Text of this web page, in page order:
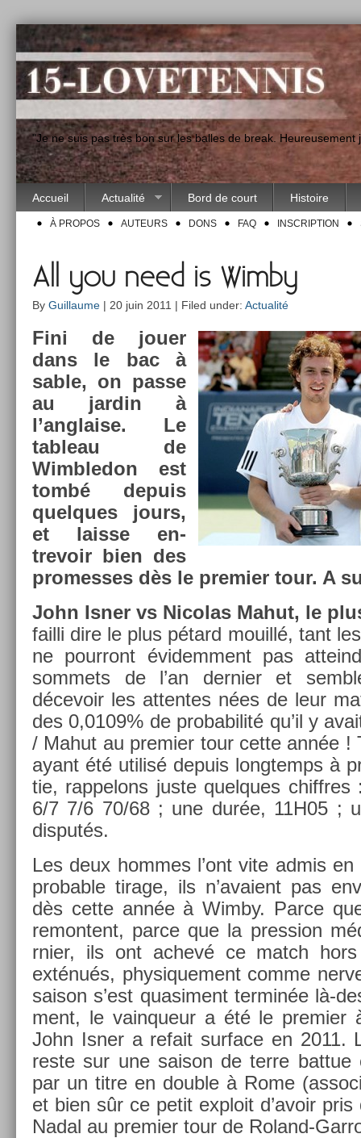
"Je ne suis pas très bon sur les balles de break.
Accueil Actualité Bord de court Histoire
À PROPOS AUTEURS DONS FAQ INSCRIPTION
All you need is Wimby
By Guillaume | 20 juin 2011 | Filed under: Actualité
Fini de jouer
dans le bac à
sable, on passe
au jar­din à
l’angla­ise. Le
tab­leau de
Wimbledon est
tombé de­puis
quel­ques jours,
et lais­se en­
trevoir bien des
pro­mes­ses dès le pre­mi­er tour. A
John Isner vs Nicolas Mahut, le
fail­li dire le plus pétard mouillé, tant
ne pour­ront évidem­ment pas
som­mets de l’an de­rni­er et
décevoir les at­tentes nées de leur
des 0,0109% de pro­babilité qu’il y
/ Mahut au pre­mi­er tour cette année !
ayant été utilisé de­puis longtemps à
tie, rap­pelons juste quel­ques
6/7 7/6 70/68 ; une durée, 11H05 ;
dis­putés.
Les deux hom­mes l’ont vite admis
prob­able tirage, ils n’avaient pas
dès cette année à Wimby. Parce
re­mon­tent, parce que la pre­ss­ion
rni­er, ils ont achevé ce match
exténués, physique­ment comme
saison s’est quasi­ment ter­minée là-
ment, le vain­queur a été le pre­mi­er
John Isner a re­fait sur­face en 2011.
reste sur une saison de terre bat­tue
par un titre en doub­le à Rome
et bien sûr ce petit ex­ploit d’avoir
Nadal au pre­mi­er tour de Roland-